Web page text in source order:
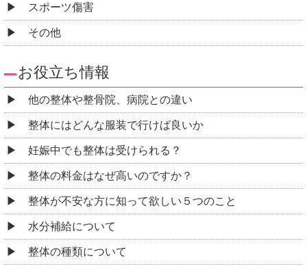
スポーツ傷害
その他
お役立ち情報
他の整体や整骨院、病院との違い
整体にはどんな服装で行けば良いか
妊娠中でも整体は受けられる？
整体の料金はなぜ高いのですか？
整体が不安な方に知って欲しい５つのこと
水分補給について
整体の種類について